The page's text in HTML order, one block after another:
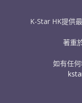
K-Star HK提供
著重
如有任